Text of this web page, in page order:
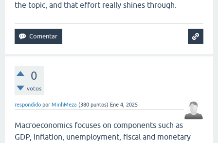
the topic, and that effort really shines through.
0
votos
respondido por MinhMeza (380 puntos) Ene 4, 2025
Macroeconomics focuses on components such as
GDP, inflation, unemployment, fiscal and monetary